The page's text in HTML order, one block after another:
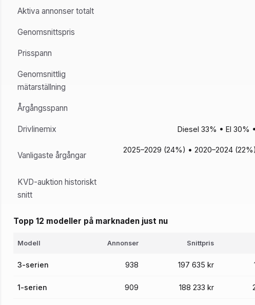
Aktiva annonser totalt
Genomsnittspris
Prisspann
Genomsnittlig
mätarställning
Årgångsspann
Drivlinemix Diesel 33% • El 30%
Vanligaste årgångar
2025–2029 (24%) • 2020–2024
KVD-auktion historiskt
snitt
Topp 12 modeller på marknaden just nu
Modell Annonser Snittpris
3-serien 938 197 635 kr
1-serien 909 188 233 kr